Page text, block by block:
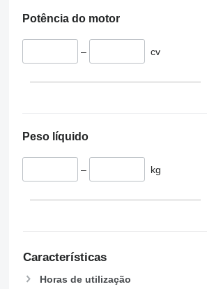
Potência do motor
– cv
Peso líquido
– kg
Características
Horas de utilização